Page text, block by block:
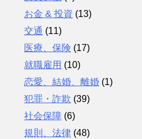
お金 & 投資 (13)
交通 (11)
医療、保険 (17)
就職雇用 (10)
恋愛、結婚、離婚 (1)
犯罪・詐欺 (39)
社会保障 (6)
規則、法律 (48)